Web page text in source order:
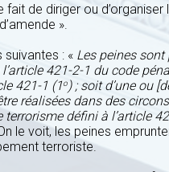
de diriger ou
».
: « Les peines
421-2-1 du code
421-1 (1o) ; soit d’une ou
réalisées dans des
terrorisme défini à l’article
le voit, les peines
terroriste.